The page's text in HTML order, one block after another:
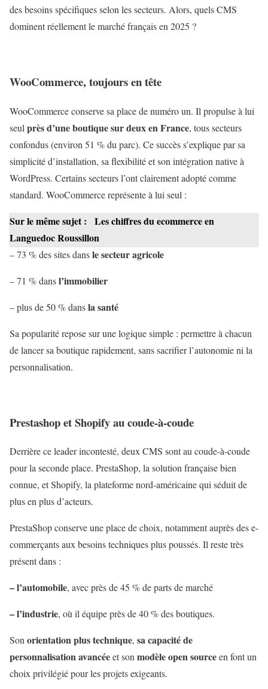
des besoins spécifiques selon les secteurs. Alors, quels CMS
dominent réellement le marché français en 2025 ?
WooCommerce, toujours en tête
WooCommerce conserve sa place de numéro un. Il propulse à lui
seul près d’une boutique sur deux en France, tous secteurs
confondus (environ 51 % du parc). Ce succès s’explique par sa
simplicité d’installation, sa flexibilité et son intégration native à
WordPress. Certains secteurs l’ont clairement adopté comme
standard. WooCommerce représente à lui seul :
Sur le même sujet :
Les chiffres du ecommerce en
Languedoc Roussillon
– 73 % des sites dansle secteur agricole
– 71 % dansl’immobilier
– plus de 50 % dansla santé
Sa popularité repose sur une logique simple : permettre à chacun
de lancer sa boutique rapidement, sans sacrifier l’autonomie ni la
personnalisation.
Prestashop et Shopify au coude-à-coude
Derrière ce leader incontesté, deux CMS sont au coude-à-coude
pour la seconde place. PrestaShop, la solution française bien
connue, et Shopify, la plateforme nord-américaine qui séduit de
plus en plus d’acteurs.
PrestaShop conserve une place de choix, notamment auprès des e-
commerçants aux besoins techniques plus poussés. Il reste très
présent dans :
– l’automobile, avec près de 45 % de parts de marché
– l’industrie, où il équipe près de 40 % des boutiques.
Sonorientation plus technique, sa capacité de
personnalisation avancéeet sonmodèle open sourceen font un
choix privilégié pour les projets exigeants.